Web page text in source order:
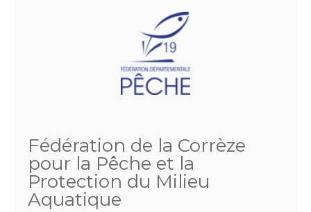
Fédération de la Corrèze
pour la Pêche et la
Protection du Milieu
Aquatique